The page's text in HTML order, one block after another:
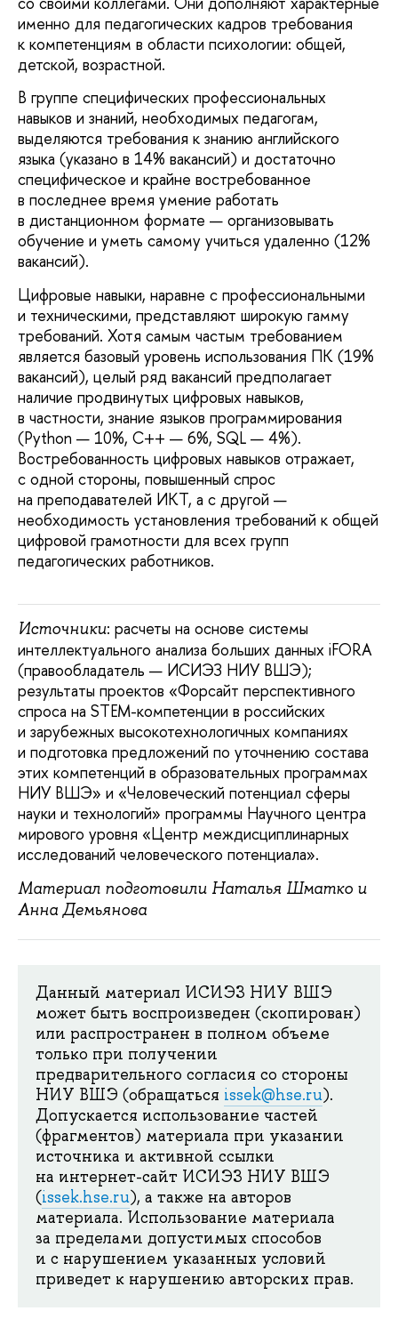
именно для педагогических кадров требования
к компетенциям в области психологии: общей,
детской, возрастной.
В группе специфических профессиональных
навыков и знаний, необходимых педагогам,
выделяются требования к знанию английского
языка (указано в 14% вакансий) и достаточно
специфическое и крайне востребованное
в последнее время умение работать
в дистанционном формате — организовывать
обучение и уметь самому учиться удаленно (12%
вакансий).
Цифровые навыки, наравне с профессиональными
и техническими, представляют широкую гамму
требований. Хотя самым частым требованием
является базовый уровень использования ПК (19%
вакансий), целый ряд вакансий предполагает
наличие продвинутых цифровых навыков,
в частности, знание языков программирования
(Python — 10%, C++ — 6%, SQL — 4%).
Востребованность цифровых навыков отражает,
с одной стороны, повышенный спрос
на преподавателей ИКТ, а с другой —
необходимость установления требований к общей
цифровой грамотности для всех групп
педагогических работников.
Источники: расчеты на основе системы
интеллектуального анализа больших данных iFORA
(правообладатель — ИСИЭЗ НИУ ВШЭ);
результаты проектов «Форсайт перспективного
спроса на STEM-компетенции в российских
и зарубежных высокотехнологичных компаниях
и подготовка предложений по уточнению состава
этих компетенций в образовательных программах
НИУ ВШЭ» и «Человеческий потенциал сферы
науки и технологий» программы Научного центра
мирового уровня «Центр междисциплинарных
исследований человеческого потенциала».
Материал подготовили Наталья Шматко и
Анна Демьянова
Данный материал ИСИЭЗ НИУ ВШЭ
может быть воспроизведен (скопирован)
или распространен в полном объеме
только при получении
предварительного согласия со стороны
НИУ ВШЭ (обращаться issek@hse.ru).
Допускается использование частей
(фрагментов) материала при указании
источника и активной ссылки
на интернет-сайт ИСИЭЗ НИУ ВШЭ
(issek.hse.ru), а также на авторов
материала. Использование материала
за пределами допустимых способов
и с нарушением указанных условий
приведет к нарушению авторских прав.